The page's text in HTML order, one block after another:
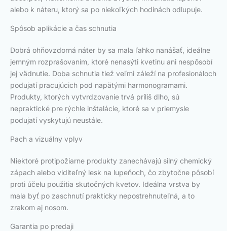
alebo k náteru, ktorý sa po niekoľkých hodinách odlupuje.
Spôsob aplikácie a čas schnutia
Dobrá ohňovzdorná náter by sa mala ľahko nanášať, ideálne
jemným rozprašovaním, ktoré nenasýti kvetinu ani nespôsobí
jej vädnutie. Doba schnutia tiež veľmi záleží na profesionáloch
podujatí pracujúcich pod napätými harmonogramami.
Produkty, ktorých vytvrdzovanie trvá príliš dlho, sú
nepraktické pre rýchle inštalácie, ktoré sa v priemysle
podujatí vyskytujú neustále.
Pach a vizuálny vplyv
Niektoré protipožiarne produkty zanechávajú silný chemický
zápach alebo viditeľný lesk na lupeňoch, čo zbytočne pôsobí
proti účelu použitia skutočných kvetov. Ideálna vrstva by
mala byť po zaschnutí prakticky nepostrehnuteľná, a to
zrakom aj nosom.
Garantia po predaji